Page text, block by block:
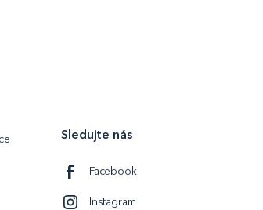
Sledujte nás
Facebook
Instagram